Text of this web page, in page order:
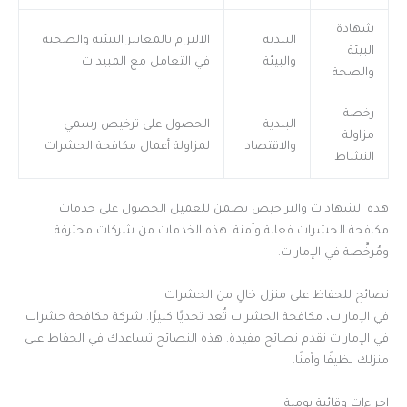
شهادة
البيئة
والصحة
البلدية
والبيئة
الالتزام بالمعايير البيئية والصحية
في التعامل مع المبيدات
رخصة
مزاولة
النشاط
البلدية
والاقتصاد
الحصول على ترخيص رسمي
لمزاولة أعمال مكافحة الحشرات
هذه الشهادات والتراخيص تضمن للعميل الحصول على خدمات
مكافحة الحشرات فعالة وآمنة. هذه الخدمات من شركات محترفة
ومُرخَّصة في الإمارات.
نصائح للحفاظ على منزل خالٍ من الحشرات
في الإمارات، مكافحة الحشرات تُعد تحديًا كبيرًا. شركة مكافحة حشرات
في الإمارات تقدم نصائح مفيدة. هذه النصائح تساعدك في الحفاظ على
منزلك نظيفًا وآمنًا.